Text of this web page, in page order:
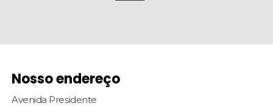
Nosso endereço
Avenida Presidente